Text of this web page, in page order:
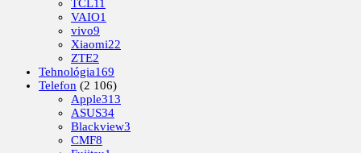
TCL11
VAIO1
vivo9
Xiaomi22
ZTE2
Tehnológia169
Telefon (2 106)
Apple313
ASUS34
Blackview3
CMF8